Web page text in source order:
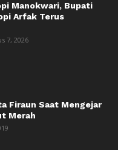
Manokwari, Bupati
Arfak Terus
7, 2026
Firaun Saat Mengejar
Merah